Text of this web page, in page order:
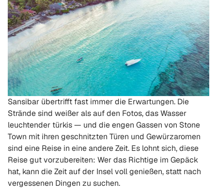
Sansibar übertrifft fast immer die Erwartungen. Die
Strände sind weißer als auf den Fotos, das Wasser
leuchtender türkis — und die engen Gassen von Stone
Town mit ihren geschnitzten Türen und Gewürzaromen
sind eine Reise in eine andere Zeit. Es lohnt sich, diese
Reise gut vorzubereiten: Wer das Richtige im Gepäck
hat, kann die Zeit auf der Insel voll genießen, statt nach
vergessenen Dingen zu suchen.